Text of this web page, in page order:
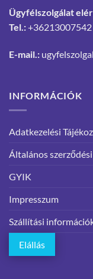
Ügyfélszolgálat
Tel.:+36213007542
E-mail.:
INFORMÁCIÓK
Adatkezelési
Általános
GYIK
Impresszum
Szállítási
Elállás